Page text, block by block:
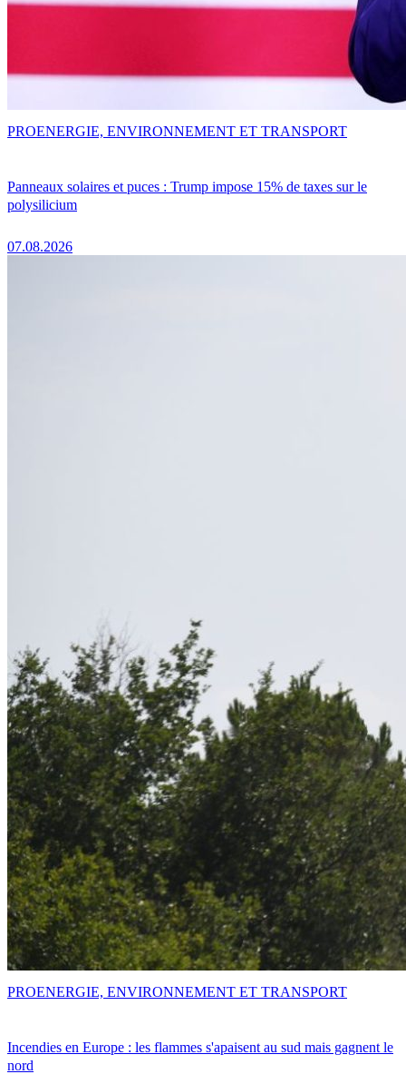
Panneaux solaires et puces : Trump impose 15% de taxes sur le
polysilicium
07.08.2026
PROENERGIE, ENVIRONNEMENT ET TRANSPORT
Incendies en Europe : les flammes s'apaisent au sud mais gagnent le
nord
PROENERGIE, ENVIRONNEMENT ET TRANSPORT